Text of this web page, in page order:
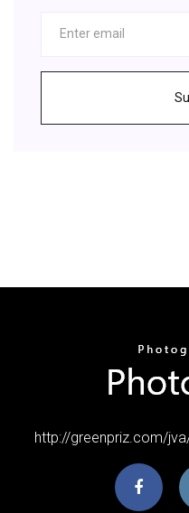
http://greenpriz.com/